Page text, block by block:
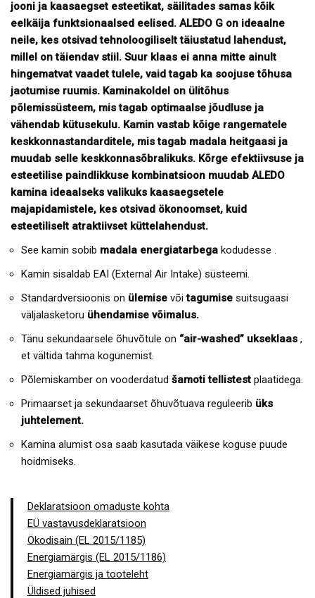
jooni ja kaasaegset esteetikat, säilitades samas kõik
eelkäija funktsionaalsed eelised. ALEDO G on ideaalne
neile, kes otsivad tehnoloogiliselt täiustatud lahendust,
millel on täiendav stiil. Suur klaas ei anna mitte ainult
hingematvat vaadet tulele, vaid tagab ka soojuse tõhusa
jaotumise ruumis. Kaminakoldel on ülitõhus
põlemissüsteem, mis tagab optimaalse jõudluse ja
vähendab kütusekulu. Kamin vastab kõige rangematele
keskkonnastandarditele, mis tagab madala heitgaasi ja
muudab selle keskkonnasõbralikuks. Kõrge efektiivsuse ja
esteetilise paindlikkuse kombinatsioon muudab ALEDO
kamina ideaalseks valikuks kaasaegsetele
majapidamistele, kes otsivad ökonoomset, kuid
esteetiliselt atraktiivset küttelahendust.
See kamin sobib madala energiatarbega kodudesse .
Kamin sisaldab EAI (External Air Intake) süsteemi.
Standardversioonis on ülemise võitagumise suitsugaasi
väljalasketoru ühendamise võimalus.
Tänu sekundaarsele õhuvõtule on “air-washed” ukseklaas ,
et vältida tahma kogunemist.
Põlemiskamber on vooderdatud šamoti tellistest plaatidega.
Primaarset ja sekundaarset õhuvõtuava reguleerib üks
juhtelement.
Kamina alumist osa saab kasutada väikese koguse puude
hoidmiseks.
Deklaratsioon omaduste kohta
EÜ vastavusdeklaratsioon
Ökodisain (EL 2015/1185)
Energiamärgis (EL 2015/1186)
Energiamärgis ja tooteleht
Üldised juhised